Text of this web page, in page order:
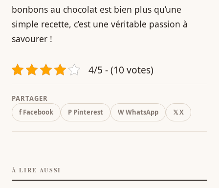
bonbons au chocolat est bien plus qu’une
simple recette, c’est une véritable passion à
savourer !
4/5 - (10 votes)
PARTAGER
f Facebook
P Pinterest W WhatsApp 𝕏 X
À LIRE AUSSI